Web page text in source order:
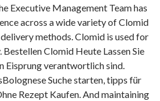
Executive Management Team has
across a wide variety of Clomid
methods. Clomid is used for
Clomid Heute Lassen Sie
Eisprung verantwortlich sind.
Suche starten, tipps für
Rezept Kaufen. And maintaining